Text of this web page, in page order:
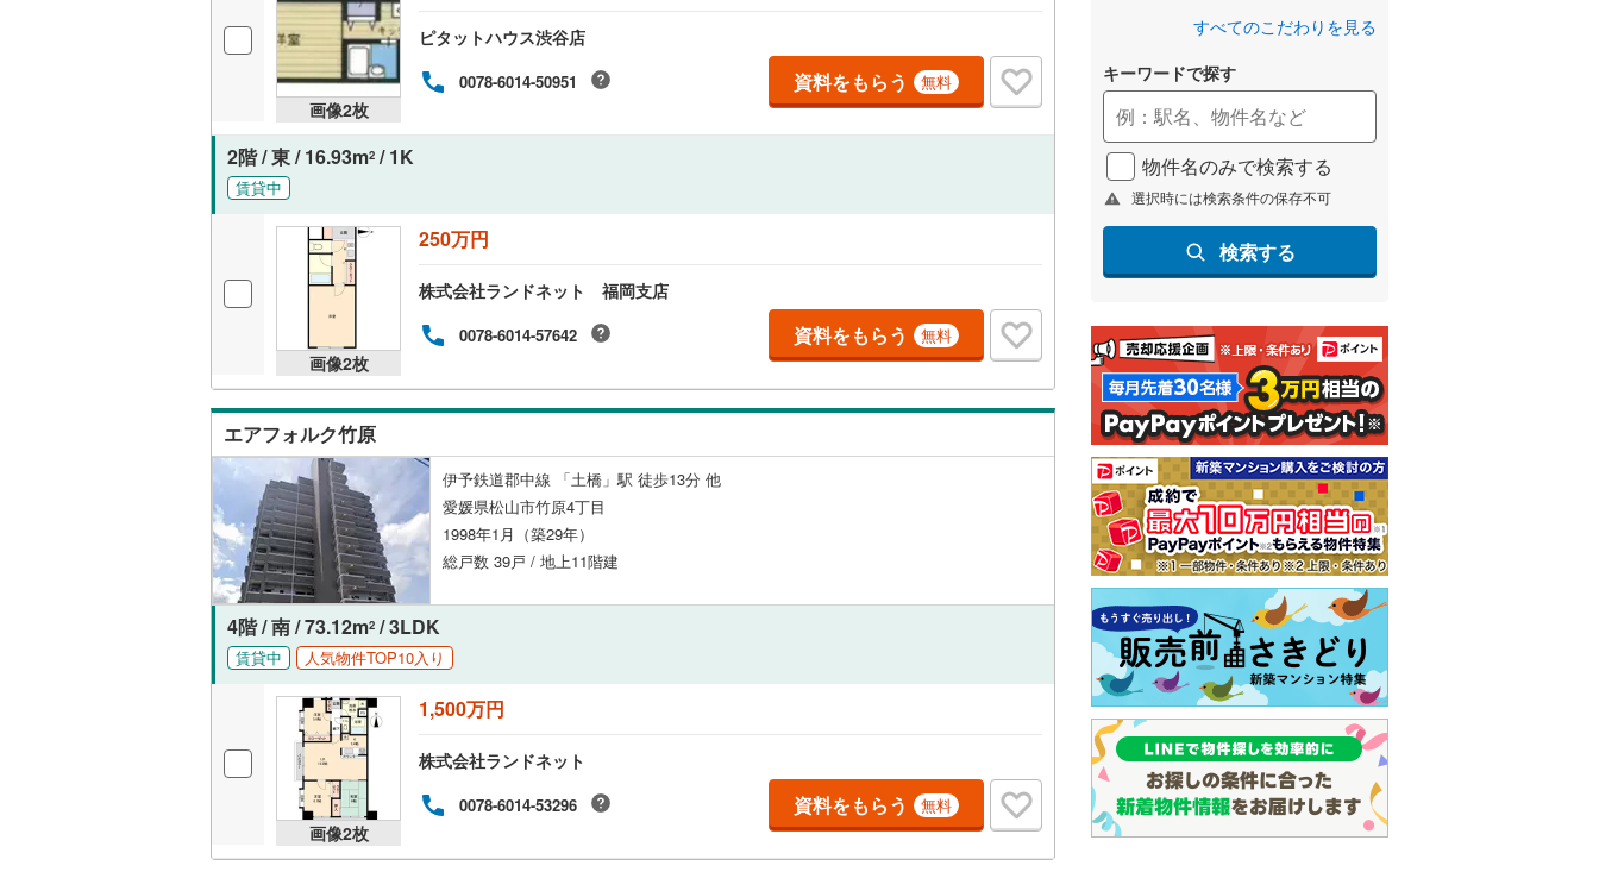
画像2枚
ピタットハウス渋谷店
0078-6014-50951 資料をもらう 無料
2階 / 東 / 16.93m2 / 1K
賃貸中
画像2枚
250万円
株式会社ランドネット 福岡支店
0078-6014-57642 資料をもらう 無料
エアフォルク竹原
伊予鉄道郡中線 「土橋」駅 徒歩13分 他
愛媛県松山市竹原4丁目
1998年1月（築29年）
総戸数 39戸 / 地上11階建
4階 / 南 / 73.12m2 / 3LDK
賃貸中 人気物件TOP10入り
画像2枚
1,500万円
株式会社ランドネット
0078-6014-53296 資料をもらう 無料
すべてのこだわりを見る
キーワードで探す
物件名のみで検索する
選択時には検索条件の保存不可
検索する